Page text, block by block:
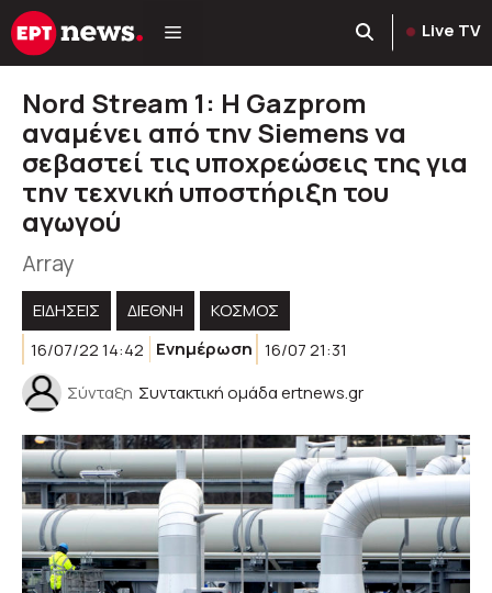
Μετάβαση
σε
Live TV
Nord Stream 1: Η Gazprom
αναμένει από την Siemens να
σεβαστεί τις υποχρεώσεις της για
την τεχνική υποστήριξη του
αγωγού
Array
ΕΙΔΗΣΕΙΣ ΔΙΕΘΝΗ
ΚΌΣΜΟΣ
16/07/22 14:42
Ενημέρωση 16/07 21:31
Σύνταξη Συντακτική ομάδα ertnews.gr